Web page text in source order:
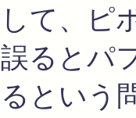
して、ピ
誤るとパ
るという